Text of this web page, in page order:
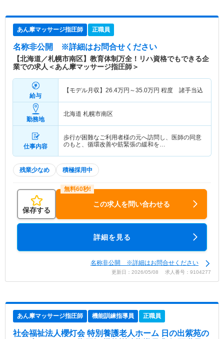
あん摩マッサージ指圧師 正職員
名称非公開 ※詳細はお問合せください
【北海道／札幌市南区】教育体制万全！リハ資格でもできる企
業での求人＜あん摩マッサージ指圧師＞
給与
【モデル月収】 26.4万円～35.0万円 程度 諸手当込
勤務地
北海道 札幌市南区
仕事内容
歩行が困難なご利用者様の元へ訪問し、医師の同意
のもと、循環改善や筋緊張の緩和を…
残業少なめ 積極採用中
保存する
この求人を問い合わせる
詳細を見る
名称非公開 ※詳細はお問合せください
更新日：2026/05/08 求人番号：9104277
あん摩マッサージ指圧師 機能訓練指導員 正職員
社会福祉法人櫻灯会 特別養護老人ホーム 日の出紫苑の